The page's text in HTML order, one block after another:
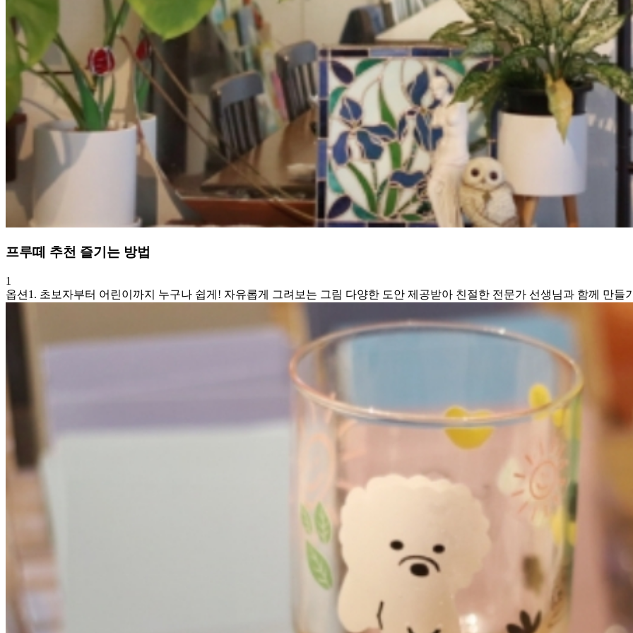
프루떼 추천 즐기는 방법
1
옵션1. 초보자부터 어린이까지 누구나 쉽게! 자유롭게 그려보는 그림 다양한 도안 제공받아 친절한 전문가 선생님과 함께 만들